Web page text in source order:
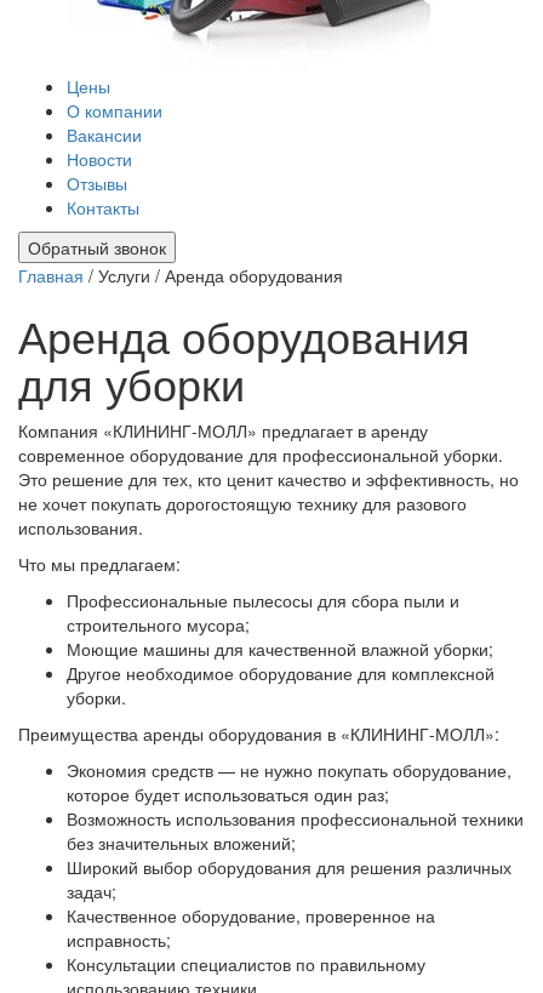
Цены
О компании
Вакансии
Новости
Отзывы
Контакты
Обратный звонок
Главная / Услуги / Аренда оборудования
Аренда оборудования
для уборки
Компания «КЛИНИНГ-МОЛЛ» предлагает в аренду
современное оборудование для профессиональной уборки.
Это решение для тех, кто ценит качество и эффективность, но
не хочет покупать дорогостоящую технику для разового
использования.
Что мы предлагаем:
Профессиональные пылесосы для сбора пыли и
строительного мусора;
Моющие машины для качественной влажной уборки;
Другое необходимое оборудование для комплексной
уборки.
Преимущества аренды оборудования в «КЛИНИНГ-МОЛЛ»:
Экономия средств — не нужно покупать оборудование,
которое будет использоваться один раз;
Возможность использования профессиональной техники
без значительных вложений;
Широкий выбор оборудования для решения различных
задач;
Качественное оборудование, проверенное на
исправность;
Консультации специалистов по правильному